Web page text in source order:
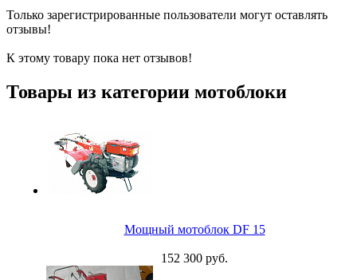
Только зарегистрированные пользователи могут оставлять
отзывы!
К этому товару пока нет отзывов!
Товары из категории мотоблоки
Мощный мотоблок DF 15
152 300 руб.